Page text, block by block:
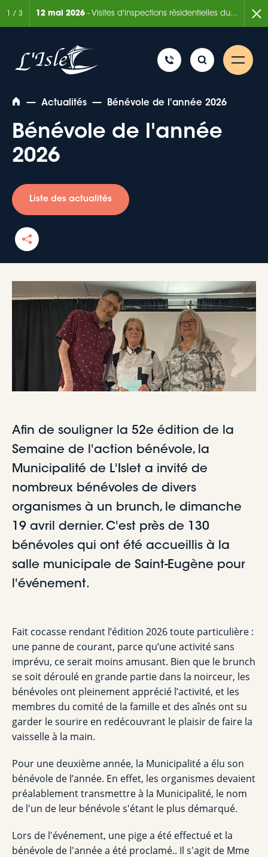
/ 3
résidentielles du Service de la sécurité incendie 7 août 2026- Vente de terrains
— Actualités — Bénévole de l'année 2026
Bénévole de l'année
2026
Liste des actualités
Afin de souligner la 52e édition de la
Semaine de l'action bénévole, la
Municipalité de L'Islet a invité de
nombreux bénévoles de divers
organismes à un brunch, le dimanche
19 avril dernier. C'est près de 130
bénévoles qui ont été accueillis à la
salle municipale de Saint-Eugène pour
l'événement.
Fait cocasse rendant l’édition 2026 toute particulière :
une panne de courant, parce qu’une activité sans
imprévu, ce serait moins amusant. Bien que le brunch
se soit déroulé en grande partie dans la noirceur, les
bénévoles ont pleinement apprécié l’activité, et les
membres du comité de la famille et des aînés ont su
garder le sourire en redécouvrant le plaisir de faire la
vaisselle à la main.
Pour une deuxième année, la Municipalité a élu son
bénévole de l’année. En effet, les organismes devaient
préalablement transmettre à la Municipalité, le nom
de l'un de leur bénévole s'étant le plus démarqué.
Lors de l'événement, une pige a été effectué et la
bénévole de l'année a été proclamé.. Il s'agit de Mme